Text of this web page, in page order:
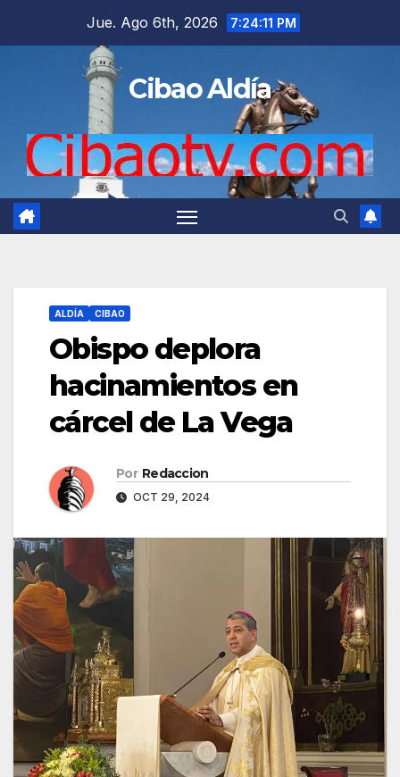
Jue. Ago 6th, 2026 7:24:12 PM
Cibao Aldía
ALDÍA CIBAO
Obispo deplora
hacinamientos en
cárcel de La Vega
Por Redaccion
OCT 29, 2024